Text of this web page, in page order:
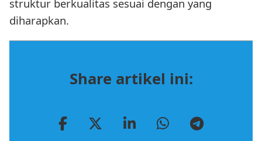
struktur berkualitas sesuai dengan yang
diharapkan.
Share artikel ini: